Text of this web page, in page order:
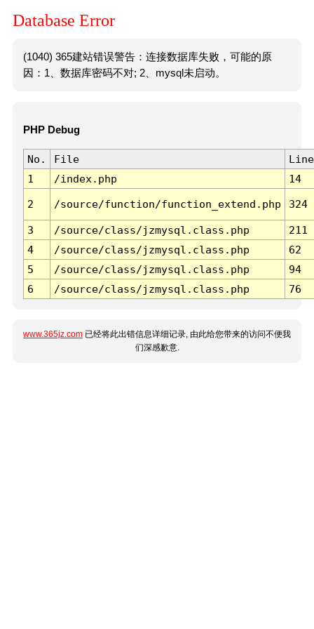
Database Error
(1040) 365建站错误警告：连接数据库失败，可能的原
因：1、数据库密码不对; 2、mysql未启动。
PHP Debug
No. File
Line
1
/index.php 14
2 /source/function/function_extend.php 324
3 /source/class/jzmysql.class.php
211
4
/source/class/jzmysql.class.php
62
5
/source/class/jzmysql.class.php
94
6
/source/class/jzmysql.class.php 76
www.365jz.com 已经将此出错信息详细记录, 由此给您带来的访问不便我
们深感歉意.